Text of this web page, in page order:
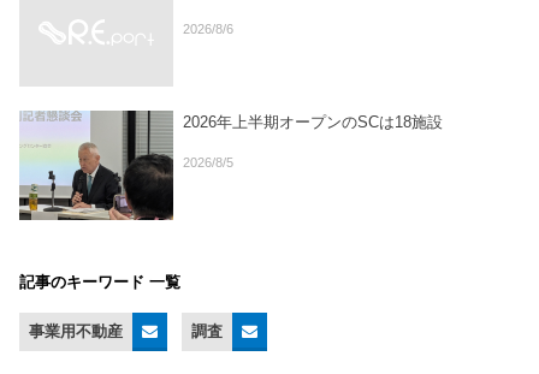
2026/8/6
2026年上半期オープンのSCは18施設
2026/8/5
記事のキーワード 一覧
事業用不動産 調査